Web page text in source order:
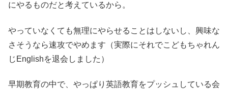
にやるものだと考えているから。
やっていなくても無理にやらせることはしないし、興味な
さそうなら速攻でやめます（実際にそれでこどもちゃれん
じEnglishを退会しました）
早期教育の中で、やっぱり英語教育をプッシュしている会